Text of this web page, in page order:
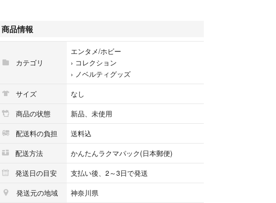
商品情報
カテゴリ
エンタメ/ホビー
› コレクション
› ノベルティグッズ
サイズ
なし
商品の状態
新品、未使用
配送料の負担
送料込
配送方法
かんたんラクマパック(日本郵便)
発送日の目安
支払い後、2～3日で発送
発送元の地域
神奈川県